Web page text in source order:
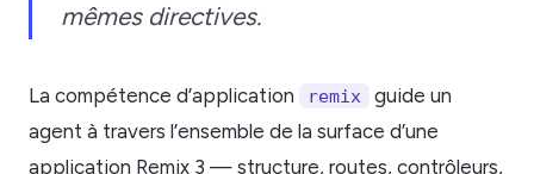
mêmes directives.
La compétence d’application remix
guide un
agent à travers l’ensemble de la surface d’une
application Remix 3 — structure, routes, contrôleurs,